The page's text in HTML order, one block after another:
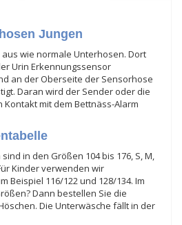
Jungen
wie normale Unterhosen. Dort
Urin Erkennungssensor
an der Oberseite der Sensorhose
Daran wird der Sender oder die
mit dem Bettnäss-Alarm
in den Größen 104 bis 176, S, M,
Kinder verwenden wir
Beispiel 116/122 und 128/134. Im
Dann bestellen Sie die
Die Unterwäsche fällt in der